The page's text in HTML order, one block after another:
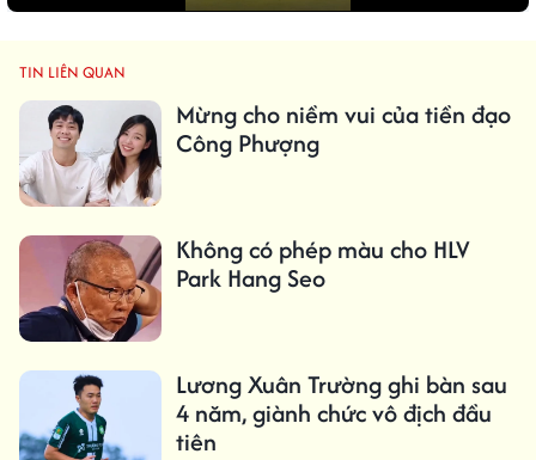
TIN LIÊN QUAN
Mừng cho niềm vui của tiền đạo
Công Phượng
Không có phép màu cho HLV
Park Hang Seo
Lương Xuân Trường ghi bàn sau
4 năm, giành chức vô địch đầu
tiên